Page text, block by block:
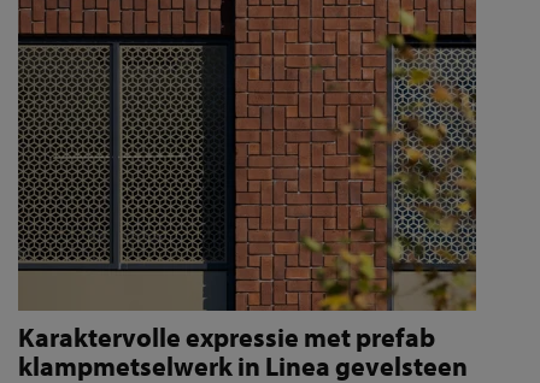
Karaktervolle expressie met prefab
klampmetselwerk in Linea gevelsteen